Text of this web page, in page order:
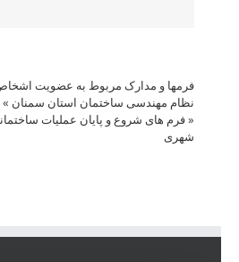
فرمها و مدارک مربوط به عضویت
نظام مهندسی ساختمان استان سمنان »
«فرم های شروع و پایان عملیات
شهری